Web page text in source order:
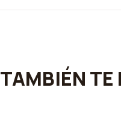
TAMBIÉN TE